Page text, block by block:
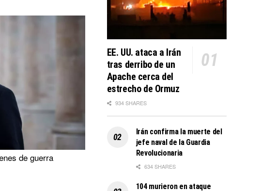
de guerra
EE. UU. ataca a Irán
tras derribo de un
Apache cerca del
estrecho de Ormuz
934 SHARES
Irán confirma la muerte del
jefe naval de la Guardia
Revolucionaria
634 SHARES
104 murieron en ataque